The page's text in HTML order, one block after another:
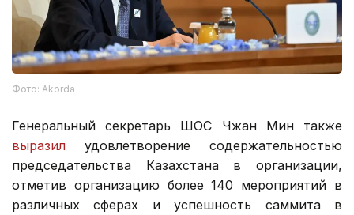
Фото: Akorda
Генеральный секретарь ШОС Чжан Мин также
выразил удовлетворение содержательностью
председательства Казахстана в организации,
отметив организацию более 140 мероприятий в
различных сферах и успешность саммита в